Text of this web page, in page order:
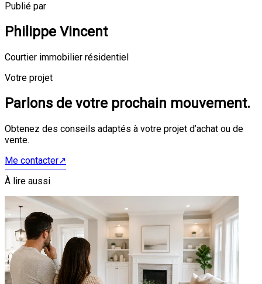
Publié par
Philippe Vincent
Courtier immobilier résidentiel
Votre projet
Parlons de votre prochain mouvement.
Obtenez des conseils adaptés à votre projet d’achat ou de
vente.
Me contacter↗
À lire aussi